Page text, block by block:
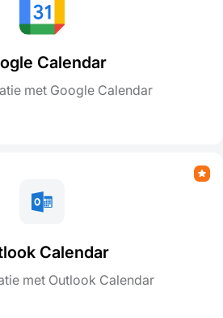
Calendar
met Google Calendar
Calendar
met Outlook Calendar